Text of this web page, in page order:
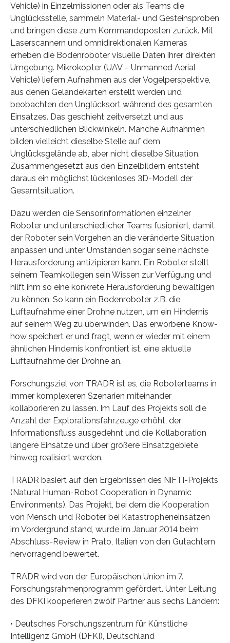
Vehicle) in Einzelmissionen oder als Teams die
Unglücksstelle, sammeln Material- und Gesteinsproben
und bringen diese zum Kommandoposten zurück. Mit
Laserscannern und omnidirektionalen Kameras
erheben die Bodenroboter visuelle Daten ihrer direkten
Umgebung. Mikrokopter (UAV – Unmanned Aerial
Vehicle) liefern Aufnahmen aus der Vogelperspektive,
aus denen Geländekarten erstellt werden und
beobachten den Unglücksort während des gesamten
Einsatzes. Das geschieht zeitversetzt und aus
unterschiedlichen Blickwinkeln. Manche Aufnahmen
bilden vielleicht dieselbe Stelle auf dem
Unglücksgelände ab, aber nicht dieselbe Situation.
Zusammengesetzt aus den Einzelbildern entsteht
daraus ein möglichst lückenloses 3D-Modell der
Gesamtsituation.
Dazu werden die Sensorinformationen einzelner
Roboter und unterschiedlicher Teams fusioniert, damit
der Roboter sein Vorgehen an die veränderte Situation
anpassen und unter Umständen sogar seine nächste
Herausforderung antizipieren kann. Ein Roboter stellt
seinem Teamkollegen sein Wissen zur Verfügung und
hilft ihm so eine konkrete Herausforderung bewältigen
zu können. So kann ein Bodenroboter z.B. die
Luftaufnahme einer Drohne nutzen, um ein Hindernis
auf seinem Weg zu überwinden. Das erworbene Know-
how speichert er und fragt, wenn er wieder mit einem
ähnlichen Hindernis konfrontiert ist, eine aktuelle
Luftaufnahme der Drohne an.
Forschungsziel von TRADR ist es, die Roboterteams in
immer komplexeren Szenarien miteinander
kollaborieren zu lassen. Im Lauf des Projekts soll die
Anzahl der Explorationsfahrzeuge erhöht, der
Informationsfluss ausgedehnt und die Kollaboration
längere Einsätze und über größere Einsatzgebiete
hinweg realisiert werden.
TRADR basiert auf den Ergebnissen des NiFTI-Projekts
(Natural Human-Robot Cooperation in Dynamic
Environments). Das Projekt, bei dem die Kooperation
von Mensch und Roboter bei Katastropheneinsätzen
im Vordergrund stand, wurde im Januar 2014 beim
Abschluss-Review in Prato, Italien von den Gutachtern
hervorragend bewertet.
TRADR wird von der Europäischen Union im 7.
Forschungsrahmenprogramm gefördert. Unter Leitung
des DFKI kooperieren zwölf Partner aus sechs Ländern:
• Deutsches Forschungszentrum für Künstliche
Intelligenz GmbH (DFKI), Deutschland